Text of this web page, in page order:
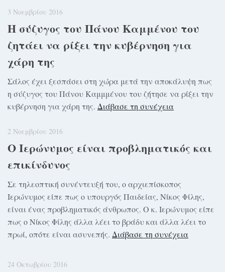
3 Νοεμβρίου 2016
Η σύζυγος του Πάνου Καμμένου του
ζητάει να ρίξει την κυβέρνηση για
χάρη της
Σάλος έχει ξεσπάσει στη χώρα μετά την αποκάλυψη πως
η σύζυγος του Πάνου Καμμμένου του ζήτησε να ρίξει την
κυβέρνηση για χάρη της. Διάβασε τη συνέχεια
2 Νοεμβρίου 2016
Ο Ιερώνυμος είναι προβληματικός και
επικίνδυνος
Σε τηλεοπτική συνέντευξή του, ο αρχιεπίσκοπος
Ιερώνυμος είπε πως ο υπουργός Παιδείας, Νίκος Φίλης,
είναι ένας προβληματικός άνθρωπος. Ο κ. Ιερώνυμος είπε
πως ο Νίκος Φίλης άλλα λέει το βράδυ και άλλα λέει το
πρωί, οπότε είναι ασυνεπής. Διάβασε τη συνέχεια
24 Οκτωβρίου 2016